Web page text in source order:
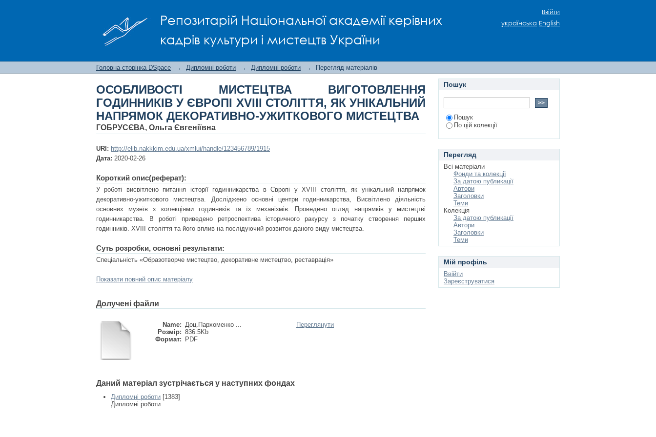
Репозитарій Національної академії керівних
кадрів культури і мистецтв України
ОСОБЛИВОСТІ МИСТЕЦТВА ВИГОТОВЛЕННЯ ГОДИННИКІВ У ЄВРОПІ ХVІІІ
СТОЛІТТЯ, ЯК УНІКАЛЬНИЙ НАПРЯМОК ДЕКОРАТИВНО-УЖИТКОВОГО
МИСТЕЦТВА
Ввійти
українська English
Головна сторінка DSpace → Дипломні роботи → Дипломні роботи → Перегляд матеріалів
ОСОБЛИВОСТІ МИСТЕЦТВА ВИГОТОВЛЕННЯ
ГОДИННИКІВ У ЄВРОПІ ХVІІІ СТОЛІТТЯ, ЯК УНІКАЛЬНИЙ
НАПРЯМОК ДЕКОРАТИВНО-УЖИТКОВОГО МИСТЕЦТВА
ГОБРУСЄВА, Ольга Євгеніївна
URI: http://elib.nakkkim.edu.ua/xmlui/handle/123456789/1915
Дата: 2020-02-26
Короткий опис(реферат):
У роботі висвітлено питання історії годинникарства в Європі у ХVІІІ століття, як унікальний напрямок
декоративно-ужиткового мистецтва. Досліджено основні центри годинникарства, Висвітлено діяльність
основних музеїв з колекціями годинників та їх механізмів. Проведено огляд напрямків у мистецтві
годинникарства. В роботі приведено ретроспектива історичного ракурсу з початку створення перших
годинників. ХVІІІ століття та його вплив на послідуючий розвиток даного виду мистецтва.
Суть розробки, основні результати:
Спеціальність «Образотворче мистецтво, декоративне мистецтво, реставрація»
Показати повний опис матеріалу
Долучені файли
Name: Доц.Пархоменко ...
Розмір: 836.5Kb
Формат:
PDF
Переглянути
Даний матеріал зустрічається у наступних фондах
Дипломні роботи [1383]
Дипломні роботи
Пошук
Пошук
По цій колекції
Перегляд
Всі матеріали
Фонди та колекції
За датою публикації
Автори
Заголовки
Теми
Колекція
За датою публикації
Автори
Заголовки
Теми
Мій профіль
Ввійти
Зареєструватися